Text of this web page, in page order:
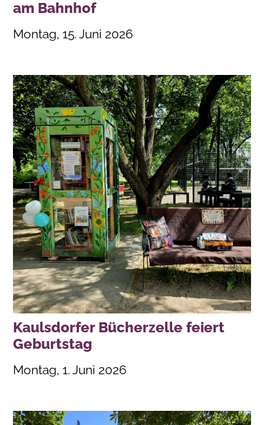
am Bahnhof
Montag, 15. Juni 2026
Kaulsdorfer Bücherzelle feiert
Geburtstag
Montag, 1. Juni 2026